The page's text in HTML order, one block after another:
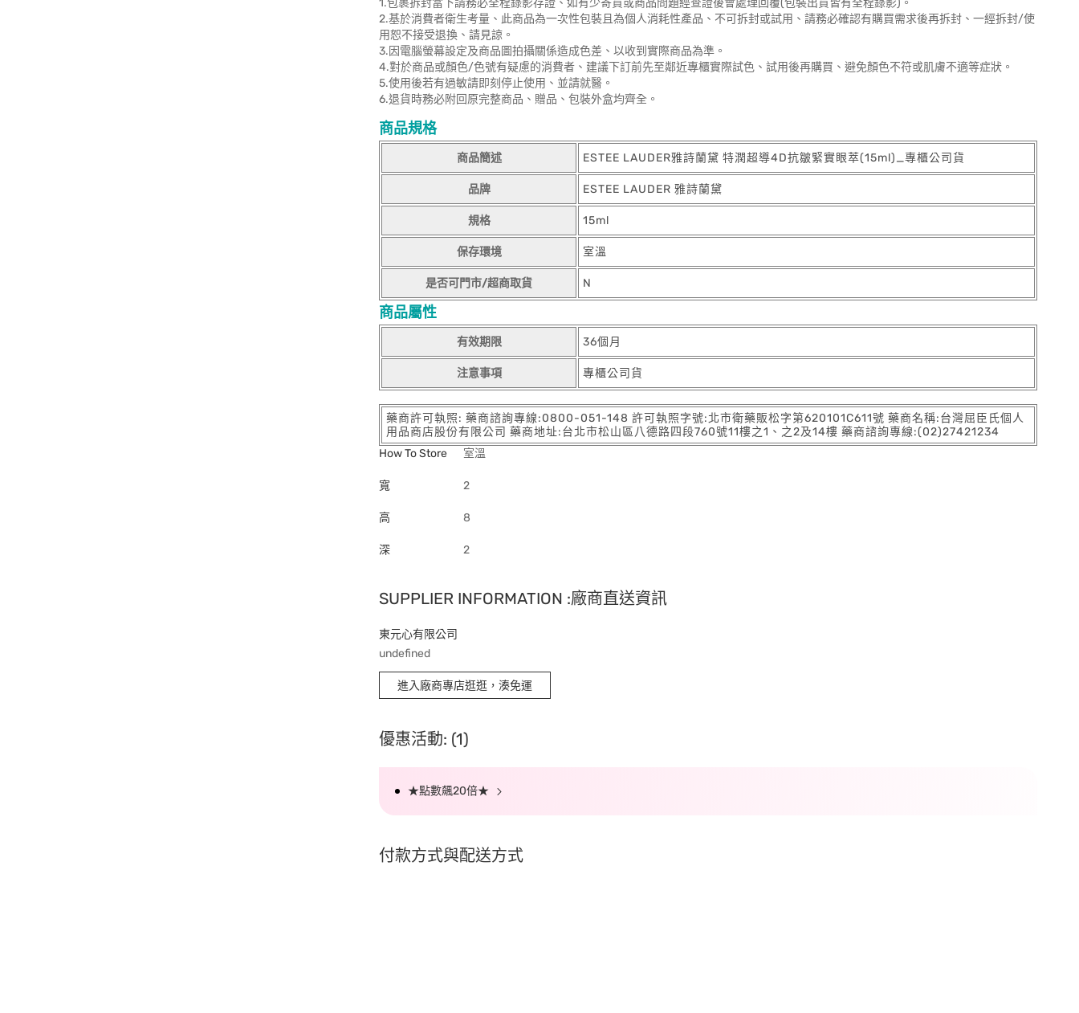
1.包裹拆封當下請務必全程錄影存證、如有少寄貨或商品問題經查證後會處理回覆(包裝出貨皆有全程錄影)。
2.基於消費者衛生考量、此商品為一次性包裝且為個人消耗性產品、不可拆封或試用、請務必確認有購買需求後再拆封、一經拆封/使
用恕不接受退換、請見諒。
3.因電腦螢幕設定及商品圖拍攝關係造成色差、以收到實際商品為準。
4.對於商品或顏色/色號有疑慮的消費者、建議下訂前先至鄰近專櫃實際試色、試用後再購買、避免顏色不符或肌膚不適等症狀。
5.使用後若有過敏請即刻停止使用、並請就醫。
6.退貨時務必附回原完整商品、贈品、包裝外盒均齊全。
商品規格
商品簡述 ESTEE LAUDER雅詩蘭黛 特潤超導4D抗皺緊實眼萃(15ml)_專櫃公司貨
品牌 ESTEE LAUDER 雅詩蘭黛
規格 15ml
保存環境 室溫
是否可門市/超商取貨 N
商品屬性
有效期限 36個月
注意事項 專櫃公司貨
藥商許可執照: 藥商諮詢專線:0800-051-148 許可執照字號:北市衛藥販松字第620101C611號 藥商名稱:台灣屈臣氏個人
用品商店股份有限公司 藥商地址:台北市松山區八德路四段760號11樓之1、之2及14樓 藥商諮詢專線:(02)27421234
How To Store
室溫
寬 2
高 8
深 2
SUPPLIER INFORMATION :廠商直送資訊
東元心有限公司
undefined
進入廠商專店逛逛，湊免運
優惠活動: (1)
★點數飆20倍★
付款方式與配送方式